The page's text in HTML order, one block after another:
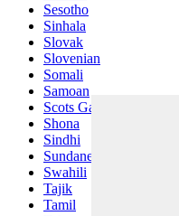
Sesotho
Sinhala
Slovak
Slovenian
Somali
Samoan
Scots Gaelic
Shona
Sindhi
Sundanese
Swahili
Tajik
Tamil